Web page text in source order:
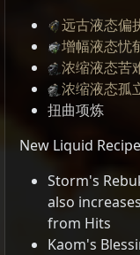
远古液态偏
增幅液态忧
浓缩液态苦
浓缩液态孤
扭曲项炼
New Liquid
Storm's
also
from Hits
Kaom's